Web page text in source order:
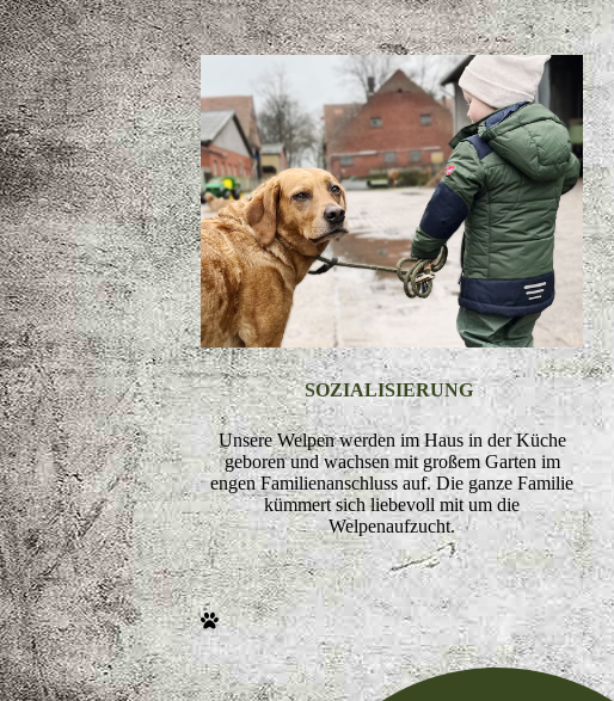
SOZIALISIERUNG
Unsere Welpen werden im Haus in der Küche
geboren und wachsen mit großem Garten im
engen Familienanschluss auf. Die ganze Familie
kümmert sich liebevoll mit um die
Welpenaufzucht.